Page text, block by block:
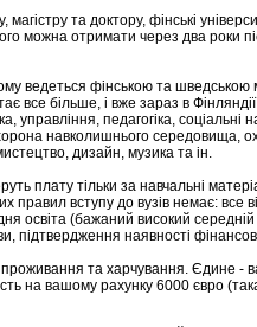
магістру та доктору, фінські
можна отримати через два роки
ведеться фінською та
все більше, і вже зараз в
управління, педагогіка, соціальні
навколишнього середовища,
дизайн, музика та ін.
плату тільки за навчальні
правил вступу до вузів немає: все
освіта (бажаний високий
підтвердження наявності
проживання та харчування. Єдине -
на вашому рахунку 6000 євро